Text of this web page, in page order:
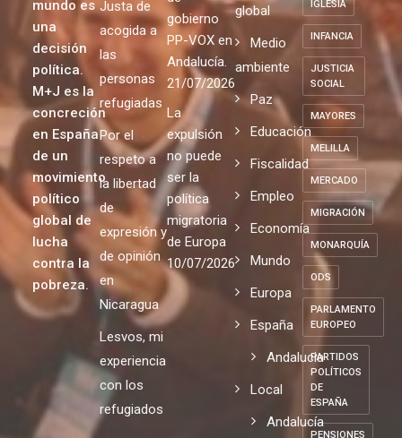
mundo es
una
decisión
política.
M+J es la
concreción
en España
de un
movimiento
político
global de
lucha
contra la
pobreza.
Justa de
acogida a
las
personas
refugiadas
Por el
respeto a
la libertad
de
expresión y
de opinión
en
Nicaragua
Lesvos, mi
experiencia
con los
refugiados
gobierno
PP-VOX en
Andalucía.
21/07/2026
La
expulsión
no puede
ser la
política
migratoria
de Europa
10/07/2026
global
Medio
ambiente
Paz
Educación
Fiscalidad
Empleo
Economía
Mundo
Europa
España
Andalucia
Local
Andalucía
IGLESIA
INFANCIA
JUSTICIA
SOCIAL
MAYORES
MELILLA
MERCADO
MIGRACIÓN
MONARQUÍA
ODS
PARLAMENTO
EUROPEO
PARTIDOS
POLÍTICOS
DE
ESPAÑA
PENSIONES